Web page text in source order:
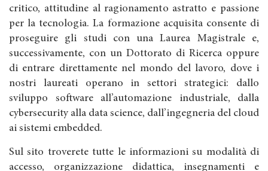
critico, attitudine al ragionamento astratto e passione
per la tecnologia. La formazione acquisita consente di
proseguire gli studi con una Laurea Magistrale e,
successivamente, con un Dottorato di Ricerca oppure
di entrare direttamente nel mondo del lavoro, dove i
nostri laureati operano in settori strategici: dallo
sviluppo software all’automazione industriale, dalla
cybersecurity alla data science, dall’ingegneria del cloud
ai sistemi embedded.
Sul sito troverete tutte le informazioni su modalità di
accesso, organizzazione didattica, insegnamenti e